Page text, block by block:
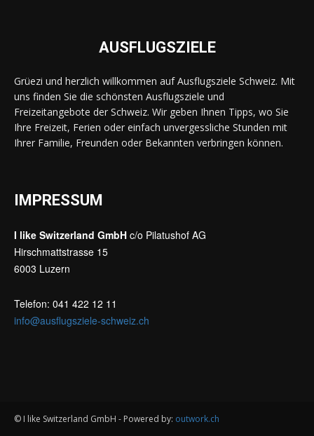
AUSFLUGSZIELE
Grüezi und herzlich willkommen auf Ausflugsziele Schweiz. Mit
uns finden Sie die schönsten Ausflugsziele und
Freizeitangebote der Schweiz. Wir geben Ihnen Tipps, wo Sie
Ihre Freizeit, Ferien oder einfach unvergessliche Stunden mit
Ihrer Familie, Freunden oder Bekannten verbringen können.
IMPRESSUM
I like Switzerland GmbH c/o Pilatushof AG
Hirschmattstrasse 15
6003 Luzern
Telefon: 041 422 12 11
info@ausflugsziele-schweiz.ch
© I like Switzerland GmbH - Powered by: outwork.ch